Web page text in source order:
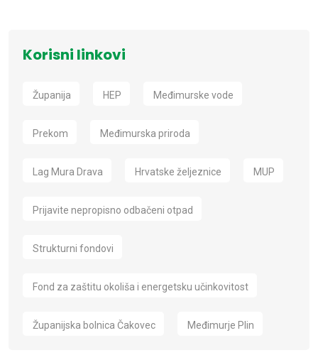
Korisni linkovi
Županija HEP Međimurske vode
Prekom Međimurska priroda
Lag Mura Drava Hrvatske željeznice MUP
Prijavite nepropisno odbačeni otpad
Strukturni fondovi
Fond za zaštitu okoliša i energetsku učinkovitost
Županijska bolnica Čakovec Međimurje Plin